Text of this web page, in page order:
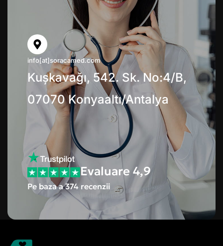
info[at]soracamed.com
Kuşkavağı, 542. Sk. No:4/B,
07070 Konyaaltı/Antalya
Evaluare 4,9
Pe baza a 374 recenzii